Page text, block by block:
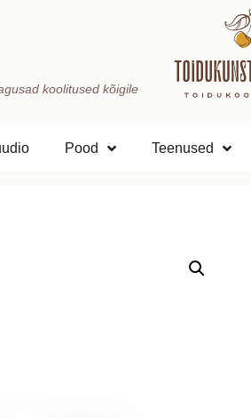
koolitused kõigile
Pood Teenused